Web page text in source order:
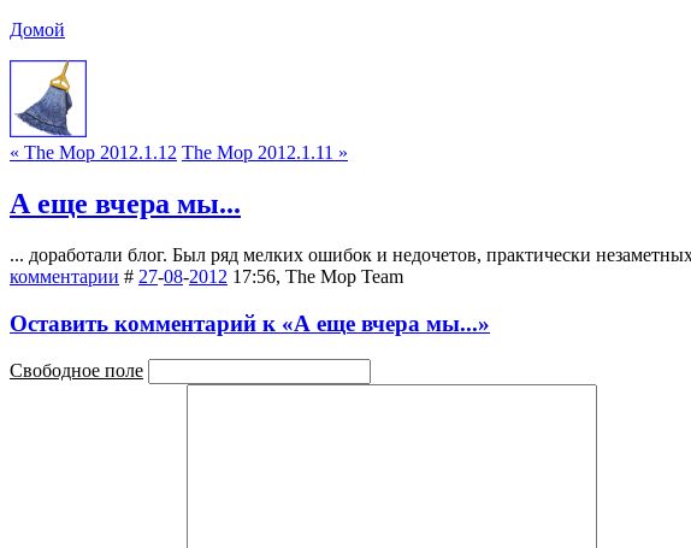
Домой
« The Mop 2012.1.12 The Mop 2012.1.11 »
А еще вчера мы...
... доработали блог. Был ряд мелких ошибок и недочетов, практически
комментарии # 27-08-2012 17:56, The Mop Team
Оставить комментарий к «А еще вчера мы...»
Свободное поле